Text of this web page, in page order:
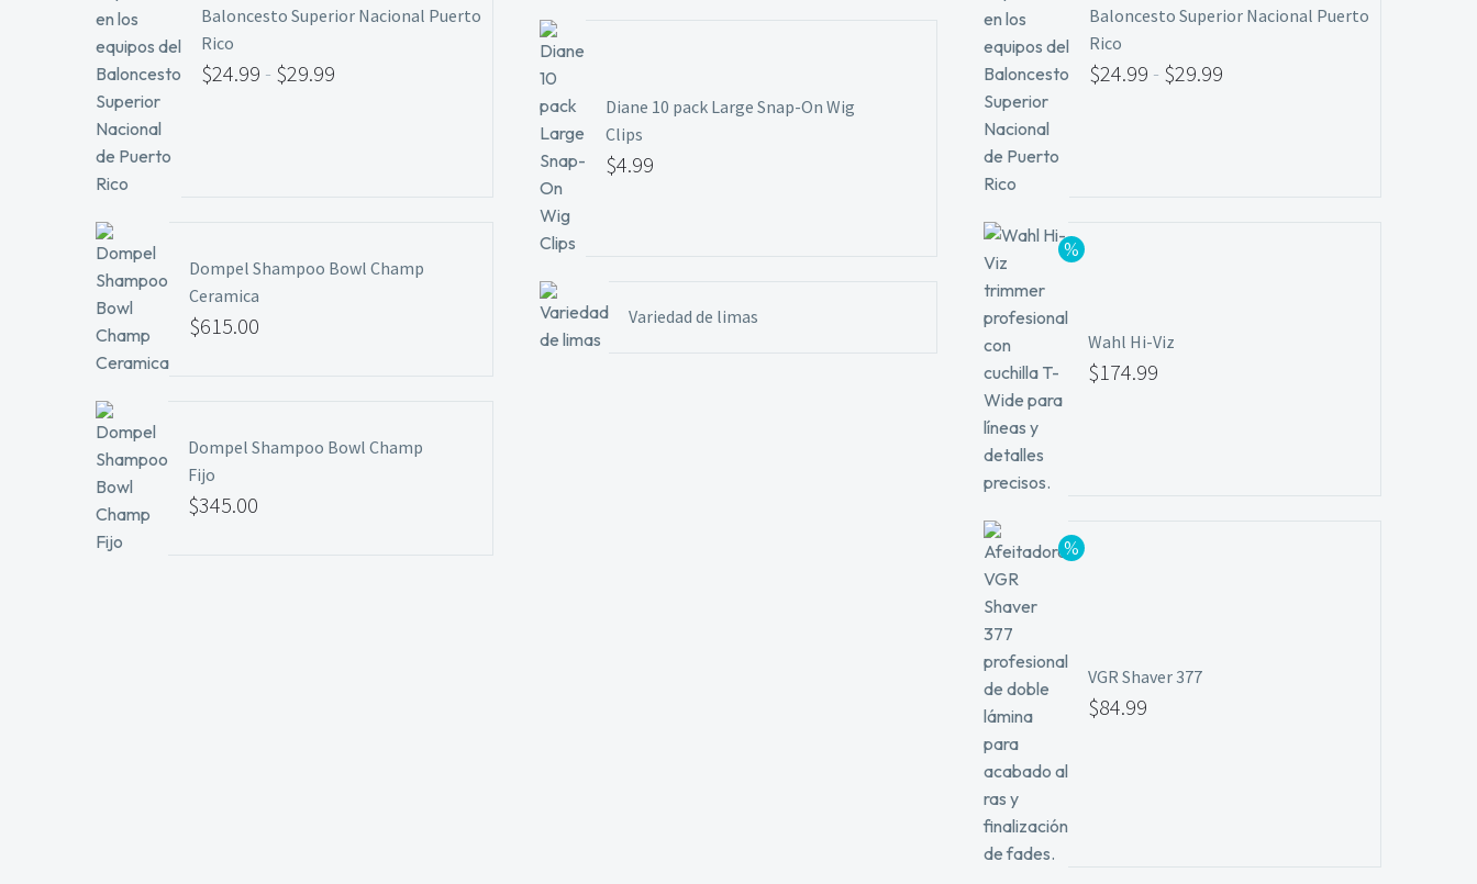
Baloncesto Superior Nacional Puerto
Rico
$24.99 - $29.99
Dompel Shampoo Bowl Champ
Ceramica
$615.00
Dompel Shampoo Bowl Champ
Fijo
$345.00
Diane 10 pack Large Snap-On Wig
Clips
$4.99
Variedad de limas
Baloncesto Superior Nacional Puerto
Rico
$24.99 - $29.99
Wahl Hi-Viz
$174.99
VGR Shaver 377
$84.99